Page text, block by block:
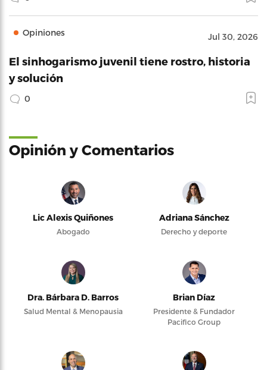
Opiniones Jul 30, 2026
El sinhogarismo juvenil tiene rostro, historia
y solución
0
Opinión y Comentarios
Lic Alexis Quiñones
Abogado
Adriana Sánchez
Derecho y deporte
Dra. Bárbara D. Barros
Salud Mental & Menopausia
Brian Díaz
Presidente & Fundador
Pacifico Group